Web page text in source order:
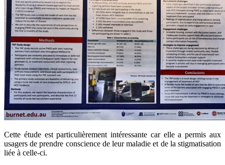
Cette étude est particulièrement intéressante car elle a permis aux
usagers de prendre conscience de leur maladie et de la stigmatisation
liée à celle-ci.